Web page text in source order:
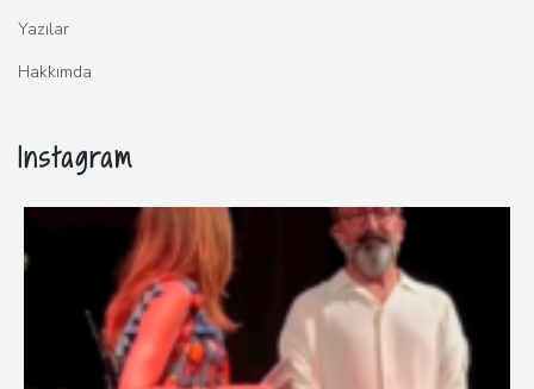
Yazılar
Hakkımda
Instagram